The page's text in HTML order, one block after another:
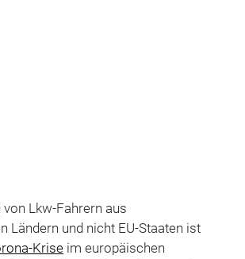
von Lkw-Fahrern aus
Ländern und nicht EU-Staaten ist
Kriseim europäischen